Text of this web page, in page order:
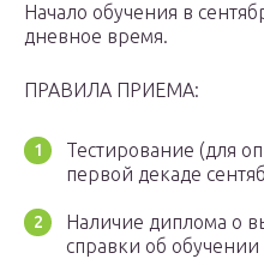
Начало обучения в
дневное время.
ПРАВИЛА ПРИЕМА:
Тестирование (для
первой декаде
Наличие диплома о
справки об